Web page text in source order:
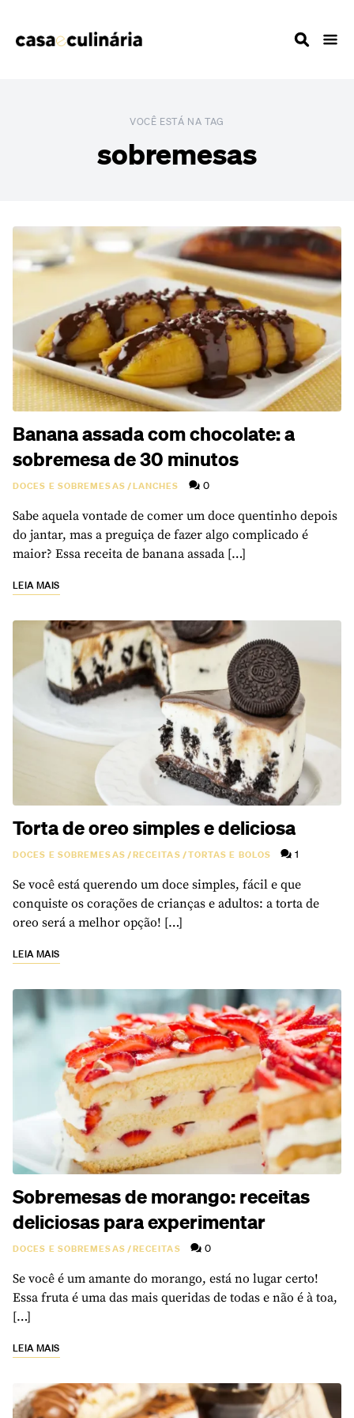
VOCÊ ESTÁ NA TAG
sobremesas
Banana assada com chocolate: a
sobremesa de 30 minutos
DOCES E SOBREMESAS/LANCHES 0
Sabe aquela vontade de comer um doce quentinho depois
do jantar, mas a preguiça de fazer algo complicado é
maior? Essa receita de banana assada […]
LEIA MAIS
Torta de oreo simples e deliciosa
DOCES E SOBREMESAS/RECEITAS/TORTAS E BOLOS 1
Se você está querendo um doce simples, fácil e que
conquiste os corações de crianças e adultos: a torta de
oreo será a melhor opção! […]
LEIA MAIS
Sobremesas de morango: receitas
deliciosas para experimentar
DOCES E SOBREMESAS/RECEITAS 0
Se você é um amante do morango, está no lugar certo!
Essa fruta é uma das mais queridas de todas e não é à toa,
[…]
LEIA MAIS